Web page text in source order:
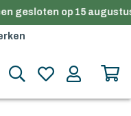
gesloten op 15
vanaf €100
vanaf €100